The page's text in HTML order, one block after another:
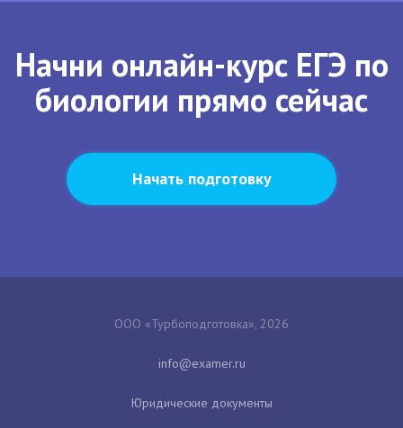
Начни онлайн-курс ЕГЭ по
биологии прямо сейчас
Начать подготовку
ООО «Турбоподготовка», 2026
Юридические документы